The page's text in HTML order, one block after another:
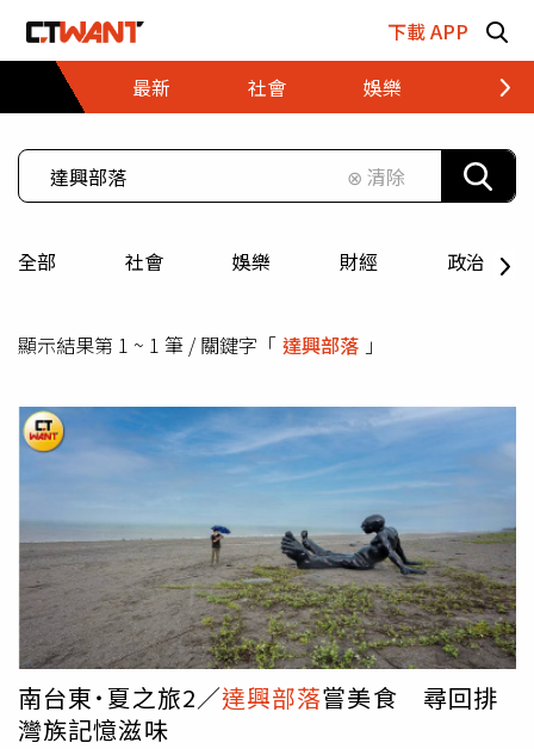
下載 APP
最新
社會 娛樂 財經
⊗ 清除
全部 社會 娛樂 財經 政治
顯示結果第 1 ~ 1 筆 / 關鍵字「 達興部落 」
南台東˙夏之旅2／達興部落嘗美食 尋回排
灣族記憶滋味